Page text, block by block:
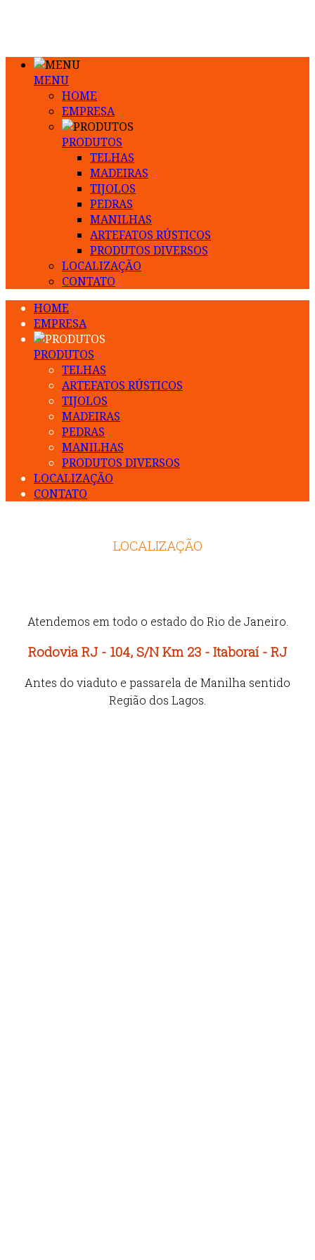
MENU
HOME
EMPRESA
PRODUTOS
TELHAS
MADEIRAS
TIJOLOS
PEDRAS
MANILHAS
ARTEFATOS RÚSTICOS
PRODUTOS DIVERSOS
LOCALIZAÇÃO
CONTATO
HOME
EMPRESA
PRODUTOS
TELHAS
ARTEFATOS RÚSTICOS
TIJOLOS
MADEIRAS
PEDRAS
MANILHAS
PRODUTOS DIVERSOS
LOCALIZAÇÃO
CONTATO
LOCALIZAÇÃO
Atendemos em todo o estado do Rio de Janeiro.
Rodovia RJ - 104, S/N Km 23 - Itaboraí - RJ
Antes do viaduto e passarela de Manilha sentido
Região dos Lagos.